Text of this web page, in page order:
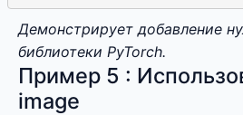
Демонстрирует добавление
библиотеки PyTorch.
Пример 5 :
image